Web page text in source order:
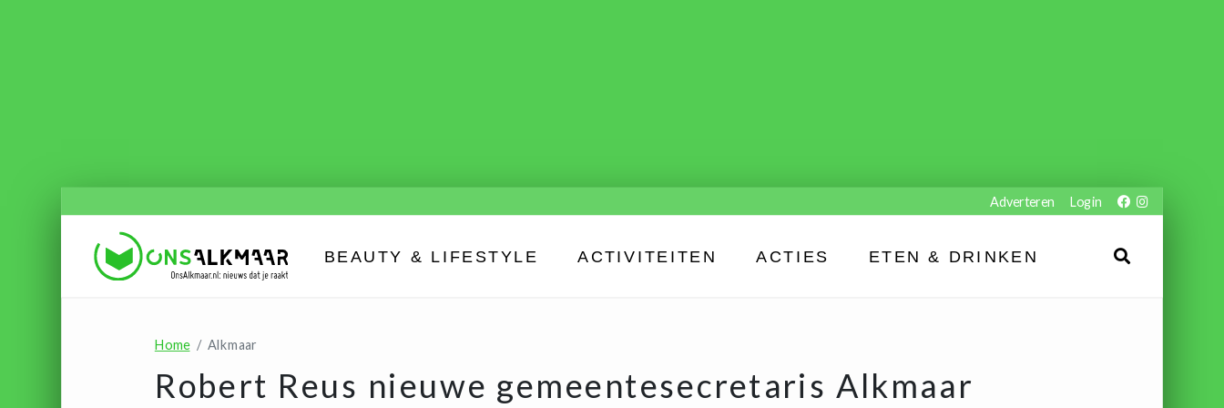
Adverteren Login
BEAUTY & LIFESTYLE ACTIVITEITEN ACTIES ETEN & DRINKEN
Home Alkmaar
Robert Reus nieuwe gemeentesecretaris Alkmaar